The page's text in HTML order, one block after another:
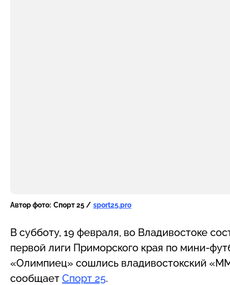
Автор фото: Спорт 25 / sport25.pro
В субботу, 19 февраля, во Владивостоке
первой лиги Приморского края по мини-
«Олимпиец» сошлись владивостокский
сообщает Спорт 25.